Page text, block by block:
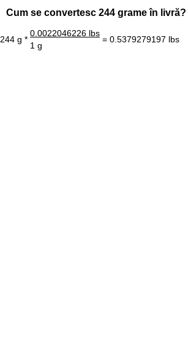
Cum se convertesc 244 grame în livră?
244 g *
0.0022046226 lbs
= 0.5379279197 lbs
1 g